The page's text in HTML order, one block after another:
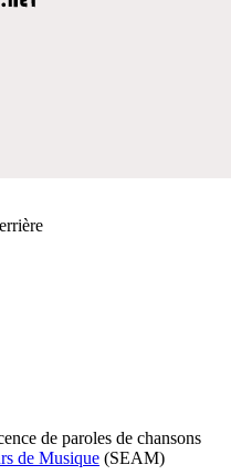
de paroles de chansons
de Musique (SEAM)